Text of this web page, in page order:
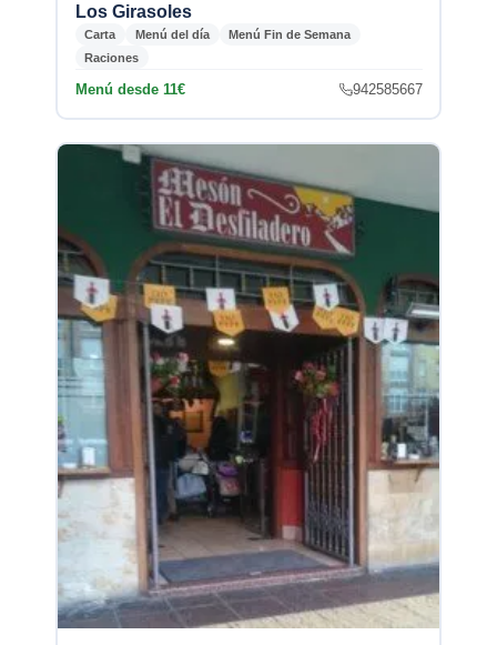
Los Girasoles
Carta Menú del día
Menú Fin de Semana
Raciones
Menú desde 11€ 942585667